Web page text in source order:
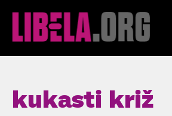
kukasti križ